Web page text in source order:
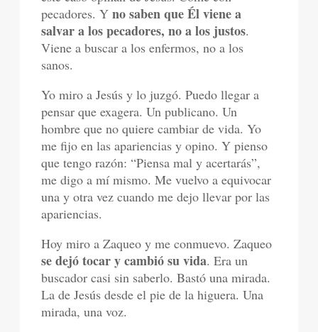
pecadores. Yno saben que Él viene a
salvar a los pecadores, no a los justos.
Viene a buscar a los enfermos, no a los
sanos.
Yo miro a Jesús y lo juzgó. Puedo llegar a
pensar que exagera. Un publicano. Un
hombre que no quiere cambiar de vida. Yo
me fijo en las apariencias y opino. Y pienso
que tengo razón: “Piensa mal y acertarás”,
me digo a mí mismo. Me vuelvo a equivocar
una y otra vez cuando me dejo llevar por las
apariencias.
Hoy miro a Zaqueo y me conmuevo. Zaqueo
se dejó tocar y cambió su vida. Era un
buscador casi sin saberlo. Bastó una mirada.
La de Jesús desde el pie de la higuera. Una
mirada, una voz.